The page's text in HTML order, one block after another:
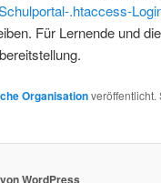
.htaccess-
Für Lernende und
Organisationveröffentlicht.
WordPress